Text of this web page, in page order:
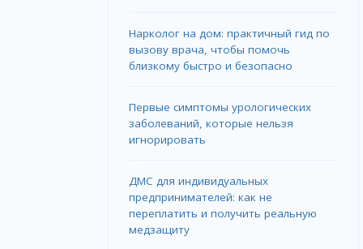
Нарколог на дом: практичный гид по
вызову врача, чтобы помочь
близкому быстро и безопасно
Первые симптомы урологических
заболеваний, которые нельзя
игнорировать
ДМС для индивидуальных
предпринимателей: как не
переплатить и получить реальную
медзащиту